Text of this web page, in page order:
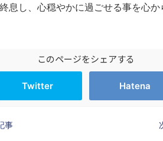
息し、心穏やかに過ごせる事を心か
このページをシェアする
Twitter Hatena
事